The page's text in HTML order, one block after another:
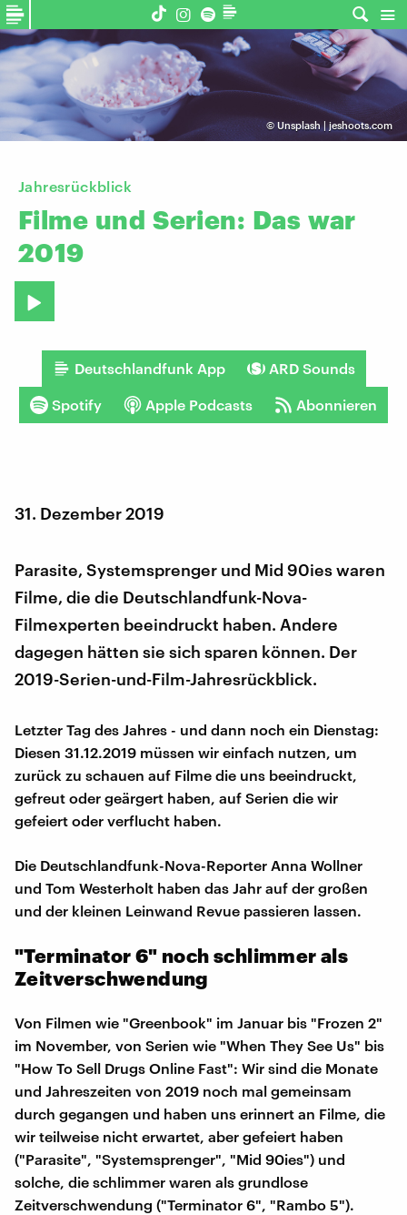
© Unsplash | jeshoots.com
Jahresrückblick
Filme und Serien: Das war
2019
Deutschlandfunk App ARD Sounds
Spotify Apple Podcasts Abonnieren
31. Dezember 2019
Parasite, Systemsprenger und Mid 90ies waren
Filme, die die Deutschlandfunk-Nova-
Filmexperten beeindruckt haben. Andere
dagegen hätten sie sich sparen können. Der
2019-Serien-und-Film-Jahresrückblick.
Letzter Tag des Jahres - und dann noch ein Dienstag:
Diesen 31.12.2019 müssen wir einfach nutzen, um
zurück zu schauen auf Filme die uns beeindruckt,
gefreut oder geärgert haben, auf Serien die wir
gefeiert oder verflucht haben.
Die Deutschlandfunk-Nova-Reporter Anna Wollner
und Tom Westerholt haben das Jahr auf der großen
und der kleinen Leinwand Revue passieren lassen.
"Terminator 6" noch schlimmer als
Zeitverschwendung
Von Filmen wie "Greenbook" im Januar bis "Frozen 2"
im November, von Serien wie "When They See Us" bis
"How To Sell Drugs Online Fast": Wir sind die Monate
und Jahreszeiten von 2019 noch mal gemeinsam
durch gegangen und haben uns erinnert an Filme, die
wir teilweise nicht erwartet, aber gefeiert haben
("Parasite", "Systemsprenger", "Mid 90ies") und
solche, die schlimmer waren als grundlose
Zeitverschwendung ("Terminator 6", "Rambo 5").